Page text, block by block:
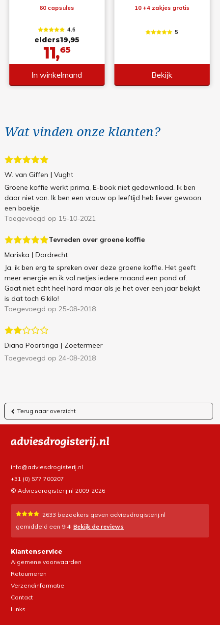
60 capsules
4.6
elders19,95
11,65
In winkelmand
10 +4 zakjes gratis
5
Bekijk
Wat vinden onze klanten?
W. van Giffen | Vught
Groene koffie werkt prima, E-book niet gedownload. Ik ben
daar niet van. Ik ben een vrouw op leeftijd heb liever gewoon
een boekje.
Toegevoegd op 15-10-2021
Tevreden over groene koffie
Mariska | Dordrecht
Ja, ik ben erg te spreken over deze groene koffie. Het geeft
meer energie en ik val netjes iedere maand een pond af.
Gaat niet echt heel hard maar als je het over een jaar bekijkt
is dat toch 6 kilo!
Toegevoegd op 25-08-2018
Diana Poortinga | Zoetermeer
Toegevoegd op 24-08-2018
Terug naar overzicht
info@adviesdrogisterij.nl
+31 (0) 577 700207
© Adviesdrogisterij.nl 2009-2026
2633 bezoekers geven adviesdrogisterij.nl
gemiddeld een 9.4! Bekijk de reviews
Klantenservice
Algemene voorwaarden
Retourneren
Verzendinformatie
Contact
Links